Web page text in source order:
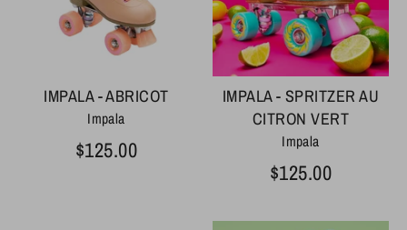
IMPALA - ABRICOT
Impala
$125.00
IMPALA - SPRITZER AU
CITRON VERT
Impala
$125.00